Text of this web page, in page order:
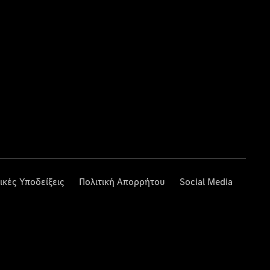
Υποδείξεις Πολιτική Απορρήτου Social Media